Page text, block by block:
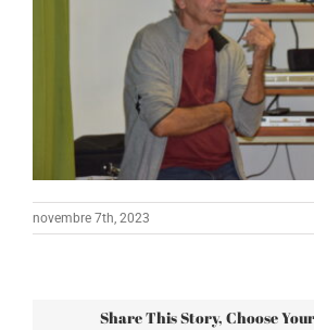
novembre 7th, 2023
Share This Story, Choose